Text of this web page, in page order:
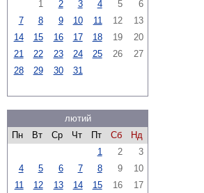
1
2 3 4 5
6
7
8 9 10 11 12
13
14
15 16 17 18 19
20
21
22 23 24 25 26
27
28
29 30 31
лютий
Пн
Вт Ср Чт Пт Сб
Нд
1
2
3
4
5 6 7 8 9
10
11
12 13 14 15 16
17